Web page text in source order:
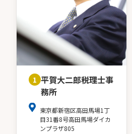
1 平賀大二郎税理士事
務所
東京都新宿区高田馬場1丁
目31番8号高田馬場ダイカ
ンプラザ805